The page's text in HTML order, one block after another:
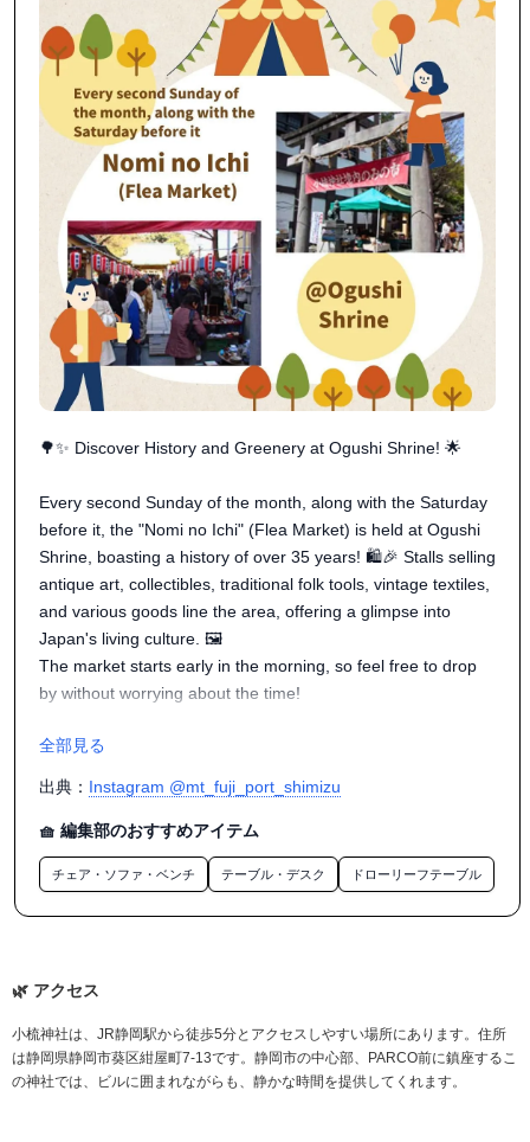
🌳✨ Discover History and Greenery at Ogushi Shrine! 🌟
Every second Sunday of the month, along with the Saturday
before it, the "Nomi no Ichi" (Flea Market) is held at Ogushi
Shrine, boasting a history of over 35 years! 🛍️🎉 Stalls selling
antique art, collectibles, traditional folk tools, vintage textiles,
and various goods line the area, offering a glimpse into
Japan's living culture. 🖼️
The market starts early in the morning, so feel free to drop
by without worrying about the time!
🌳✨小梳神社の「のみの市」🌟
街なかの歴史と緑のスポット、小梳神社では、毎月第2日曜日
とその前日土曜日の2日間、「のみの市」が開催されます。す
でに35年以上の歴史があります。古美術、骨董、古民具、古
い。🖼️
#Shimizu #VisitShimizu #Shimizuport #visitsuruga
#exploreshimizu
全部見る
出典： Instagram @mt_fuji_port_shimizu
🧺 編集部のおすすめアイテム
チェア・ソファ・ベンチ テーブル・デスク ドローリーフテーブル
アクセス
小梳神社は、JR静岡駅から徒歩5分とアクセスしやすい場所にあります。住所
は静岡県静岡市葵区紺屋町7-13です。静岡市の中心部、PARCO前に鎮座するこ
の神社では、ビルに囲まれながらも、静かな時間を提供してくれます。